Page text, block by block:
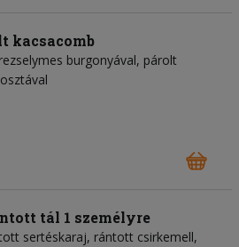
kacsacomb
burgonyával, párolt
tál 1 személyre
sertéskaraj, rántott csirkemell,